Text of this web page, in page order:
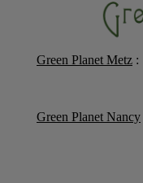
Green Planet Metz :
Green Planet Nancy